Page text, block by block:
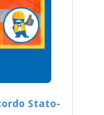
Stato-